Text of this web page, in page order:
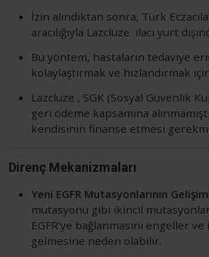
İzin alındıktan sonra, Türk
aracılığıyla Lazcluze ​ ilacı yurt
Bu yöntem, hastaların tedaviye
kolaylaştırmak ve hızlandırmak
Lazcluze ​, SGK (Sosyal Güvenlik
geri ödeme kapsamına
kendisinin finanse etmesi
Direnç Mekanizmaları
Yeni EGFR Mutasyonlarının
mutasyonu gibi ikincil
EGFR’ye bağlanmasını engeller
gelmesine neden olabilir.